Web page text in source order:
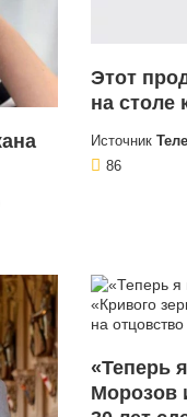
Этот
на столе
Источник
86
«Теперь
Морозов